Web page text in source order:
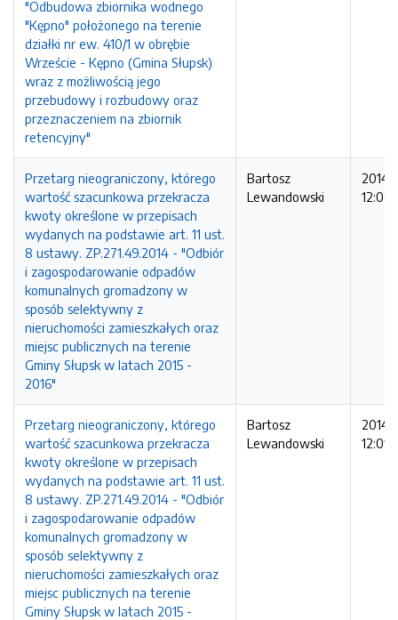
"Odbudowa zbiornika wodnego
"Kępno" położonego na terenie
działki nr ew. 410/1 w obrębie
Wrzeście - Kępno (Gmina Słupsk)
wraz z możliwością jego
przebudowy i rozbudowy oraz
przeznaczeniem na zbiornik
retencyjny"
Przetarg nieograniczony, którego
wartość szacunkowa przekracza
kwoty określone w przepisach
wydanych na podstawie art. 11 ust.
8 ustawy. ZP.271.49.2014 - "Odbiór
i zagospodarowanie odpadów
komunalnych gromadzony w
sposób selektywny z
nieruchomości zamieszkałych oraz
miejsc publicznych na terenie
Gminy Słupsk w latach 2015 -
2016"
Bartosz
Lewandowski
2014-
Przetarg nieograniczony, którego
wartość szacunkowa przekracza
kwoty określone w przepisach
wydanych na podstawie art. 11 ust.
8 ustawy. ZP.271.49.2014 - "Odbiór
i zagospodarowanie odpadów
komunalnych gromadzony w
sposób selektywny z
nieruchomości zamieszkałych oraz
miejsc publicznych na terenie
Gminy Słupsk w latach 2015 -
Bartosz
Lewandowski
2014-